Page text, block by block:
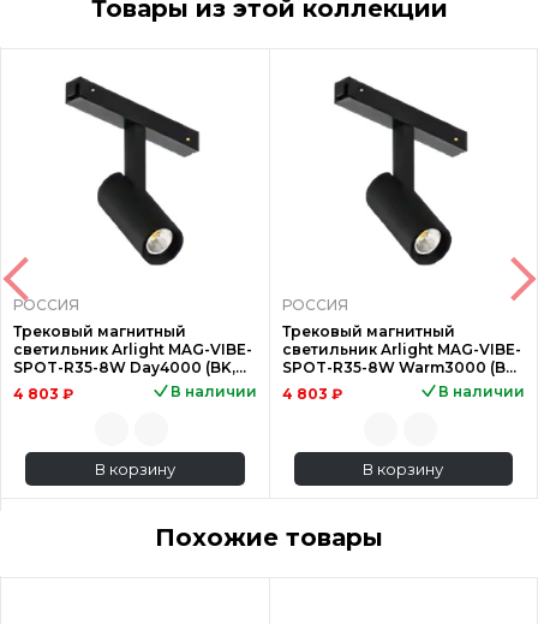
Товары из этой коллекции
РОССИЯ
Трековый магнитный
светильник Arlight MAG-VIBE-
SPOT-R35-8W Day4000 (BK,
24 deg, 48V) 044461
4 803 ₽ В наличии
В корзину
РОССИЯ
Трековый магнитный
светильник Arlight MAG-VIBE-
SPOT-R35-8W Warm3000 (BK,
24 deg, 48V) 044462
4 803 ₽ В наличии
В корзину
Похожие товары